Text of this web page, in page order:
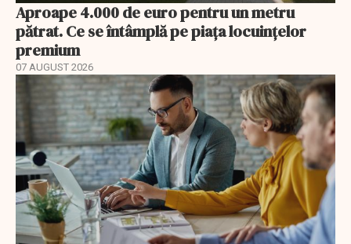
Aproape 4.000 de euro pentru un metru
pătrat. Ce se întâmplă pe piața locuințelor
premium
07 AUGUST 2026